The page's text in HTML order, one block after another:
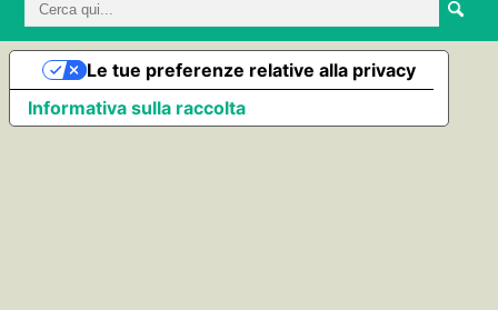
Informativa sulla raccolta
Le tue preferenze relative alla privacy